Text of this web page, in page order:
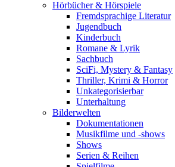
Hörbücher & Hörspiele
Fremdsprachige Literatur
Jugendbuch
Kinderbuch
Romane & Lyrik
Sachbuch
SciFi, Mystery & Fantasy
Thriller, Krimi & Horror
Unkategorisierbar
Unterhaltung
Bilderwelten
Dokumentationen
Musikfilme und -shows
Shows
Serien & Reihen